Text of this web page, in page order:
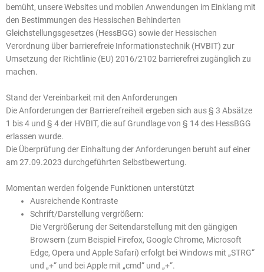
bemüht, unsere Websites und mobilen Anwendungen im Einklang mit
den Bestimmungen des Hessischen Behinderten
Gleichstellungsgesetzes (HessBGG) sowie der Hessischen
Verordnung über barrierefreie Informationstechnik (HVBIT) zur
Umsetzung der Richtlinie (EU) 2016/2102 barrierefrei zugänglich zu
machen.
Stand der Vereinbarkeit mit den Anforderungen
Die Anforderungen der Barrierefreiheit ergeben sich aus § 3 Absätze
1 bis 4 und § 4 der HVBIT, die auf Grundlage von § 14 des HessBGG
erlassen wurde.
Die Überprüfung der Einhaltung der Anforderungen beruht auf einer
am 27.09.2023 durchgeführten Selbstbewertung.
Momentan werden folgende Funktionen unterstützt
Ausreichende Kontraste
Schrift/Darstellung vergrößern:
Die Vergrößerung der Seitendarstellung mit den gängigen
Browsern (zum Beispiel Firefox, Google Chrome, Microsoft
Edge, Opera und Apple Safari) erfolgt bei Windows mit „STRG“
und „+“ und bei Apple mit „cmd“ und „+“.